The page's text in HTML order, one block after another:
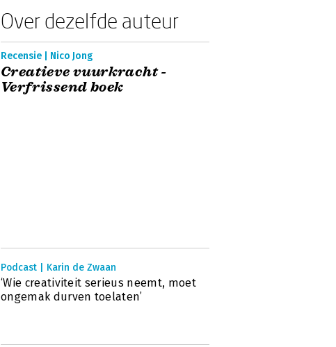
Over dezelfde auteur
Recensie | Nico Jong
Creatieve vuurkracht -
Verfrissend boek
Podcast | Karin de Zwaan
‘Wie creativiteit serieus neemt, moet
ongemak durven toelaten’